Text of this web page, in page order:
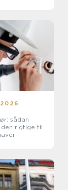
sådan
rigtige til